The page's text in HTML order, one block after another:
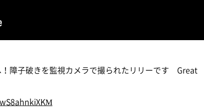
障子破きを監視カメラで撮られたリリーです Great